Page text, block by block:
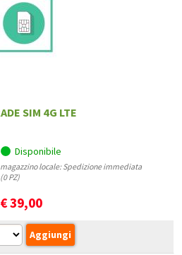
SIM 4G LTE
Disponibile
magazzino locale: Spedizione immediata
(0 PZ)
€39,00